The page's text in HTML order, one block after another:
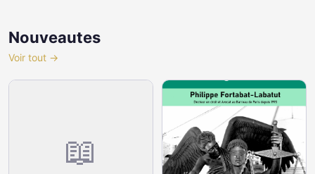
Nouveautes
Voir tout →
📖